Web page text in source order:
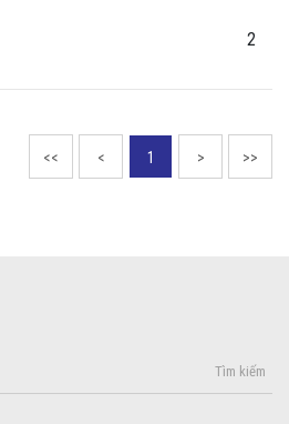
2
<< < 1 > >>
Tìm kiếm